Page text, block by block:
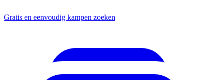
Gratis en eenvoudig kampen zoeken